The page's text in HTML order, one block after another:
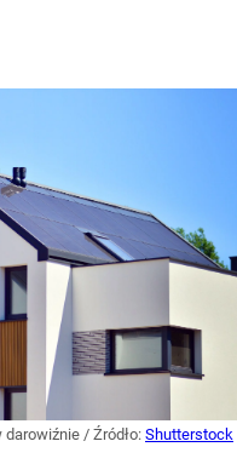
darowiźnie / Źródło: Shutterstock